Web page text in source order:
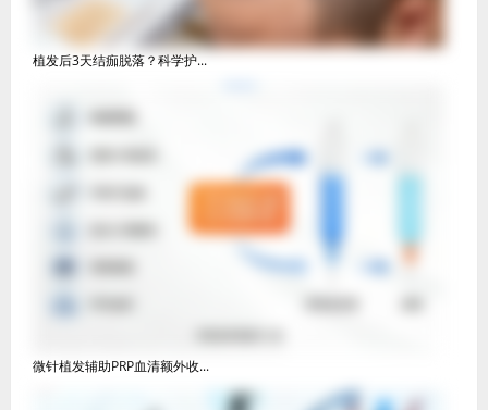
植发后3天结痂脱落？科学护...
微针植发辅助PRP血清额外收...